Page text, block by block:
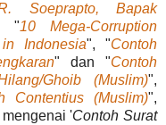
Soeprapto, Bapak
"10 Mega-Corruption
Indonesia", "Contoh
" dan "Contoh
Ghoib (Muslim)",
Contentius (Muslim)",
'Contoh Surat